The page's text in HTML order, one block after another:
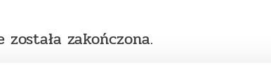
zakończona.